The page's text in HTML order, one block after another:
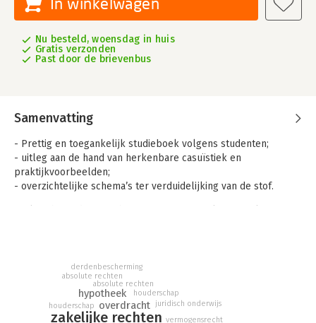
Nu besteld, woensdag in huis
Gratis verzonden
Past door de brievenbus
Samenvatting
- Prettig en toegankelijk studieboek volgens studenten;
- uitleg aan de hand van herkenbare casuïstiek en
praktijkvoorbeelden;
- overzichtelijke schema’s ter verduidelijking van de stof.
de tussenvragen te maken die bij elk hoofdstuk zijn
opgenomen.
Daarnaast bevat ieder hoofdstuk een casus met
toepassingsvragen. In de nieuwe editie zijn alle vragen en
zakelijke rechten
overdracht
hypotheek
absolute rechten
houderschap
absolute rechten
derdenbescherming
juridisch onderwijs
houderschap
vermogensrecht